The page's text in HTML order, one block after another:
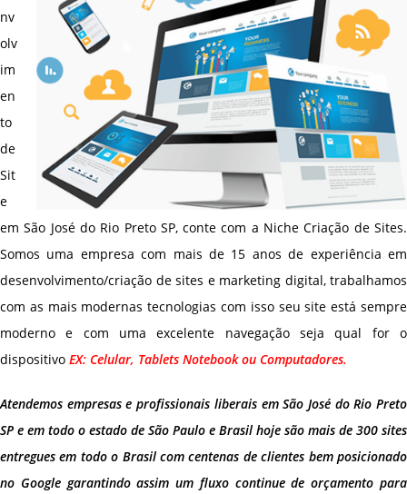
nv
olv
im
en
to
de
Sit
e
em São José do Rio Preto SP, conte com a Niche Criação de Sites.
Somos uma empresa com mais de 15 anos de experiência em
desenvolvimento/criação de sites e marketing digital, trabalhamos
com as mais modernas tecnologias com isso seu site está sempre
moderno e com uma excelente navegação seja qual for o
dispositivo EX: Celular, Tablets Notebook ou Computadores.
Atendemos empresas e profissionais liberais em São José do Rio Preto
SP e em todo o estado de São Paulo e Brasil hoje são mais de 300 sites
entregues em todo o Brasil com centenas de clientes bem posicionado
no Google garantindo assim um fluxo continue de orçamento para